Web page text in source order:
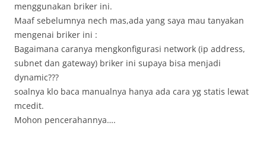
menggunakan briker ini.
Maaf sebelumnya nech mas,ada yang saya mau tanyakan
mengenai briker ini :
Bagaimana caranya mengkonfigurasi network (ip address,
subnet dan gateway) briker ini supaya bisa menjadi
dynamic???
soalnya klo baca manualnya hanya ada cara yg statis lewat
mcedit.
Mohon pencerahannya….